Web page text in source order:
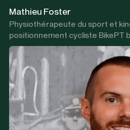
Mathieu Foster
Physiothérapeute du sport et
positionnement cycliste BikePT